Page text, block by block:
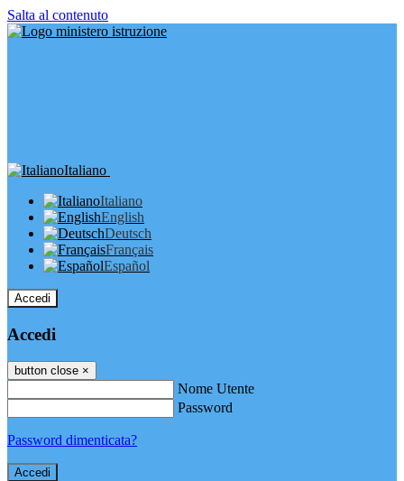
Salta al contenuto
Italiano
Italiano
English
Deutsch
Français
Español
Accedi
Accedi
button close ×
Nome Utente
Password
Password dimenticata?